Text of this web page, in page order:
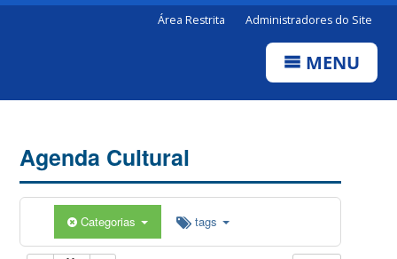
Área Restrita Administradores do Site
MENU
Agenda Cultural
Categorias tags